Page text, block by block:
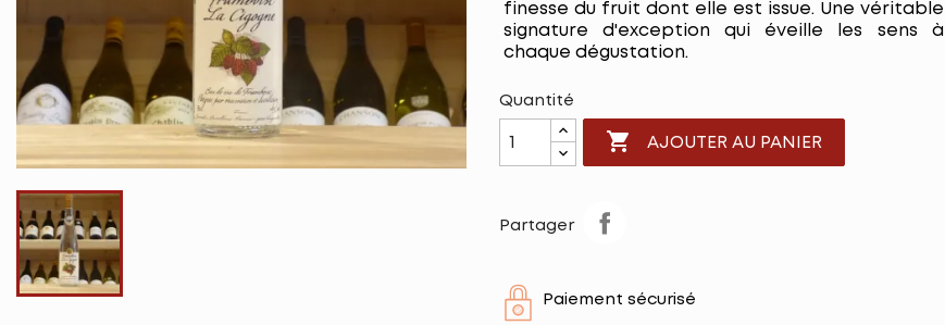
finesse du fruit dont elle est issue. Une véritable
signature d'exception qui éveille les sens à
chaque dégustation.
Quantité
 AJOUTER AU PANIER
Partager
Paiement sécurisé